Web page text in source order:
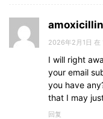
2026年2月1日 在
I will right
your email
you have
that I may
回复